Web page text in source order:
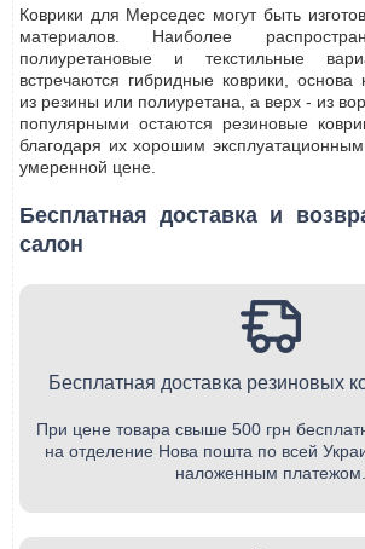
Коврики для Мерседес могут быть
материалов. Наиболее
полиуретановые и текстильные
встречаются гибридные коврики, основа
из резины или полиуретана, а верх - из
популярными остаются резиновые
благодаря их хорошим
умеренной цене.
Бесплатная доставка и
салон
Бесплатная доставка резиновых
При цене товара свыше 500 грн
на отделение Нова пошта по всей
наложенным платежом.